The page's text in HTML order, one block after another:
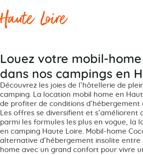
Haute Loire
Louez votre mobil-
dans nos campings en
Découvrez les joies de l’hôtellerie de
camping. La location mobil home en
de profiter de conditions d’hébergement
Les offres se diversifient et s’améliorent
parmi les formules les plus en vogue, la
en camping Haute Loire. Mobil-home
alternative d’hébergement insolite
home avec un grand confort pour vivre